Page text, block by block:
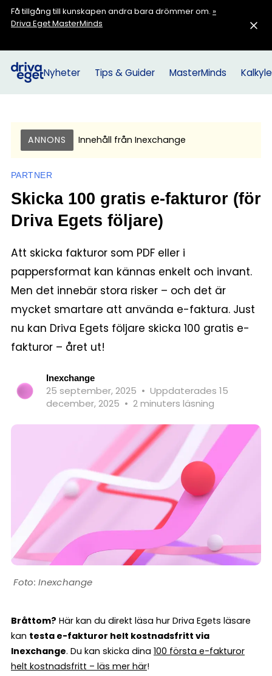
Få tillgång till kunskapen andra bara drömmer om. »
Driva Eget MasterMinds
Nyheter Tips & Guider MasterMinds
ANNONS Innehåll från Inexchange
PARTNER
Skicka 100 gratis e-fakturor (för
Driva Egets följare)
Att skicka fakturor som PDF eller i
pappersformat kan kännas enkelt och invant.
Men det innebär stora risker – och det är
mycket smartare att använda e-faktura. Just
nu kan Driva Egets följare skicka 100 gratis e-
fakturor – året ut!
Inexchange
25 september, 2025 • Uppdaterades 15
december, 2025 • 2 minuters läsning
Inexchange
Bråttom? Här kan du direkt läsa hur Driva Egets läsare
kan testa e-fakturor helt kostnadsfritt via
Inexchange. Du kan skicka dina 100 första e-fakturor
helt kostnadsfritt – läs mer här!